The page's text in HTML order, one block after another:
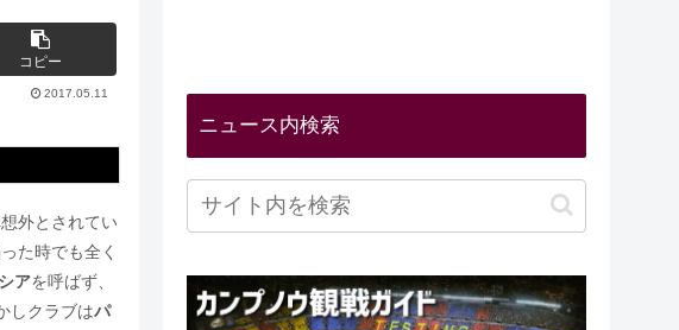
コピー
2017.05.11
外とされてい
た時でも全く
アを呼ばず、
しクラブはパ
ニュース内検索